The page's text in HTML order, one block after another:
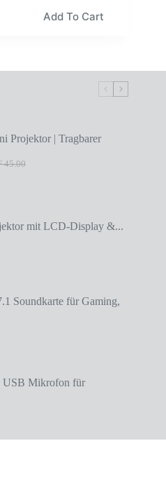
Add To Cart
Projektor | Tragbarer
45.00
mit LCD-Display &...
Soundkarte für Gaming,
USB Mikrofon für